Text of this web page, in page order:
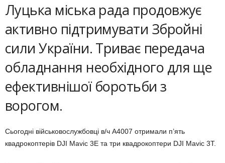
Луцька міська рада продовжує
активно підтримувати Збройні
сили України. Триває передача
обладнання необхідного для ще
ефективнішої боротьби з
ворогом.
Сьогодні військовослужбовці в/ч А4007 отримали п’ять
квадрокоптерів DJI Mavic 3E та три квадрокоптери DJI Mavic 3Т.